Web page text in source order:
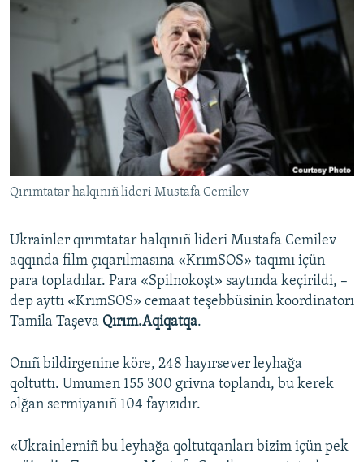
FİKİR
Українською
QOŞULIÑIZ!
RFE/RS bütün saytları
Qırımtatar halqınıñ lideri Mustafa Cemilev
Ukrainler qırımtatar halqınıñ lideri Mustafa Cemilev
aqqında film çıqarılmasına «KrımSOS» taqımı içün
para topladılar. Para «Spilnokoşt» saytında keçirildi, –
dep ayttı «KrımSOS» cemaat teşebbüsinin koordinatorı
Tamila Taşeva Qırım.Aqiqatqa.
Onıñ bildirgenine köre, 248 hayırsever leyhağa
qoltuttı. Umumen 155 300 grivna toplandı, bu kerek
olğan sermiyanıñ 104 fayızıdır.
«Ukrainlerniñ bu leyhağa qoltutqanları bizim içün pek